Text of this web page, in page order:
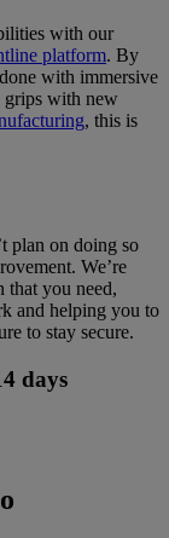
with our
platform. By
with immersive
grips with new
, this is
plan on doing so
We’re
that you need,
and helping you to
to stay secure.
days